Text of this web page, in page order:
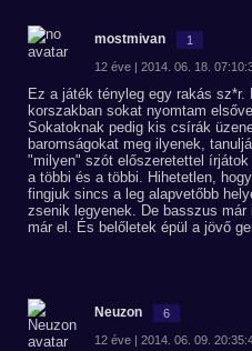
mostmivan 1
12 éve | 2014. 06. 18.
Ez a játék tényleg egy rakás sz*r.
korszakban sokat nyomtam
Sokatoknak pedig kis csírák
baromságokat meg ilyenek,
"milyen" szót előszeretettel
a többi és a többi. Hihetetlen,
fingjuk sincs a leg alapvetőbb
zsenik legyenek. De basszus
már el. És belőletek épül a jövő
Neuzon 6
12 éve | 2014. 06. 09.